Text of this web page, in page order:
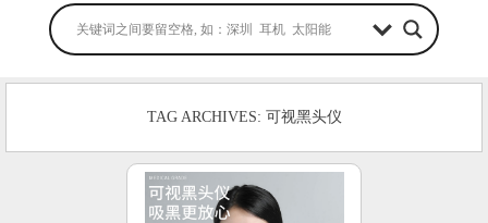
TAG ARCHIVES: 可视黑头仪